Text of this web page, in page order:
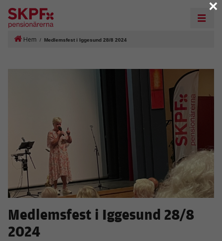
Hem / Medlemsfest i Iggesund 28/8 2024
Medlemsfest i Iggesund 28/8
2024
×